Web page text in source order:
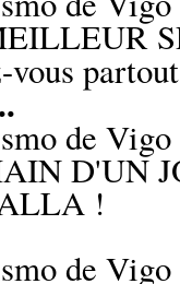
D'UN
!